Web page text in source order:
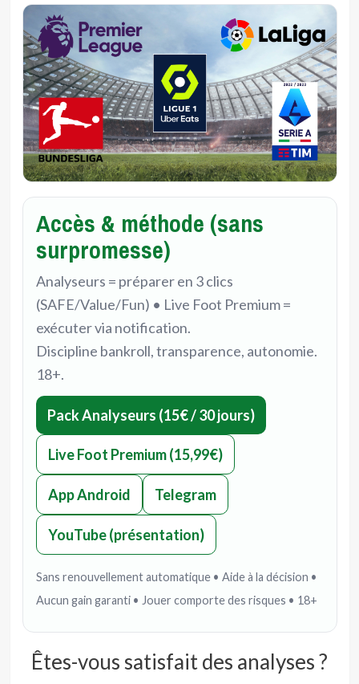
Accès & méthode (sans
surpromesse)
Analyseurs = préparer en 3 clics
(SAFE/Value/Fun) • Live Foot Premium =
exécuter via notification.
Discipline bankroll, transparence, autonomie.
18+.
Pack Analyseurs (15€ / 30 jours)
Live Foot Premium (15,99€)
App Android Telegram
YouTube (présentation)
Sans renouvellement automatique • Aide à la décision •
Aucun gain garanti • Jouer comporte des risques • 18+
Êtes-vous satisfait des analyses ?